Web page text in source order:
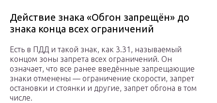
Действие знака «Обгон запрещён» до
знака конца всех ограничений
Есть в ПДД и такой знак, как 3.31, называемый
концом зоны запрета всех ограничений. Он
означает, что все ранее введённые запрещающие
знаки отменены — ограничение скорости, запрет
остановки и стоянки и другие, запрет обгона в том
числе.